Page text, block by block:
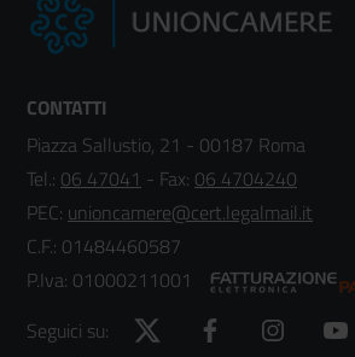
CONTATTI
Piazza Sallustio, 21 - 00187 Roma
Tel.: 06 47041 - Fax: 06 4704240
PEC: unioncamere@cert.legalmail.it
C.F.: 01484460587
P.Iva: 01000211001
Seguici su:
Twitter Facebook Instagram